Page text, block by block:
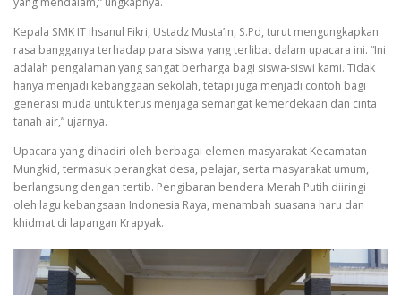
Kepala SMK IT Ihsanul Fikri, Ustadz Musta’in, S.Pd, turut mengungkapkan
rasa bangganya terhadap para siswa yang terlibat dalam upacara ini. “Ini
adalah pengalaman yang sangat berharga bagi siswa-siswi kami. Tidak
hanya menjadi kebanggaan sekolah, tetapi juga menjadi contoh bagi
generasi muda untuk terus menjaga semangat kemerdekaan dan cinta
tanah air,” ujarnya.
Upacara yang dihadiri oleh berbagai elemen masyarakat Kecamatan
Mungkid, termasuk perangkat desa, pelajar, serta masyarakat umum,
berlangsung dengan tertib. Pengibaran bendera Merah Putih diiringi
oleh lagu kebangsaan Indonesia Raya, menambah suasana haru dan
khidmat di lapangan Krapyak.